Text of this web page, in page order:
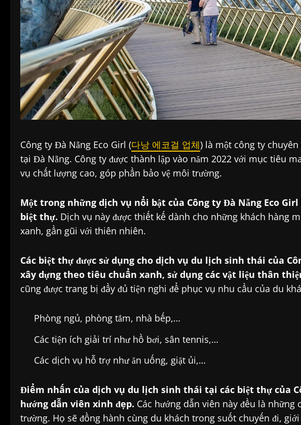
Công ty Đà Nẵng Eco Girl (다낭 에코걸 업체) là một công ty
tại Đà Nẵng. Công ty được thành lập vào năm 2022 với mục tiêu
vụ chất lượng cao, góp phần bảo vệ môi trường.
Một trong những dịch vụ nổi bật của Công ty Đà Nẵng Eco
biệt thự. Dịch vụ này được thiết kế dành cho những khách hàng
xanh, gần gũi với thiên nhiên.
Các biệt thự được sử dụng cho dịch vụ du lịch sinh thái của
xây dựng theo tiêu chuẩn xanh, sử dụng các vật liệu thân
cũng được trang bị đầy đủ tiện nghi để phục vụ nhu cầu của du
Phòng ngủ, phòng tắm, nhà bếp,…
Các tiện ích giải trí như hồ bơi, sân tennis,…
Các dịch vụ hỗ trợ như ăn uống, giặt ủi,…
Điểm nhấn của dịch vụ du lịch sinh thái tại các biệt thự của
hướng dẫn viên xinh đẹp. Các hướng dẫn viên này đều là
trường. Họ sẽ đồng hành cùng du khách trong suốt chuyến đi,